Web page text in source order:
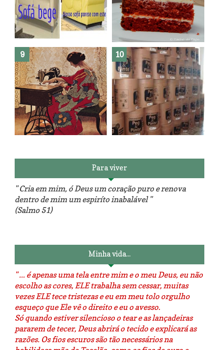
O medo que habita em nós.
Reforma do sofá, agora é em
patchwork!
The Red Velvet !!! O Perfeito
Para viver
" Cria em mim, ó Deus um coração puro e renova
dentro de mim um espiríto inabalável "
(Salmo 51)
Minha vida...
" ... é apenas uma tela entre mim e o meu Deus, eu não
escolho as cores, ELE trabalha sem cessar, muitas
vezes ELE tece tristezas e eu em meu tolo orgulho
esqueço que Ele vê o direito e eu o avesso.
Só quando estiver silencioso o tear e as lançadeiras
pararem de tecer, Deus abrirá o tecido e explicará as
razões. Os fios escuros são tão necessários na